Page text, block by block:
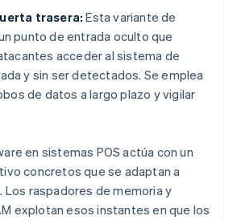
trasera: Esta variante de
punto de entrada oculto que
acceder al sistema de
y sin ser detectados. Se emplea
de datos a largo plazo y vigilar
en sistemas POS actúa con un
concretos que se adaptan a
raspadores de memoria y
explotan esos instantes en que los